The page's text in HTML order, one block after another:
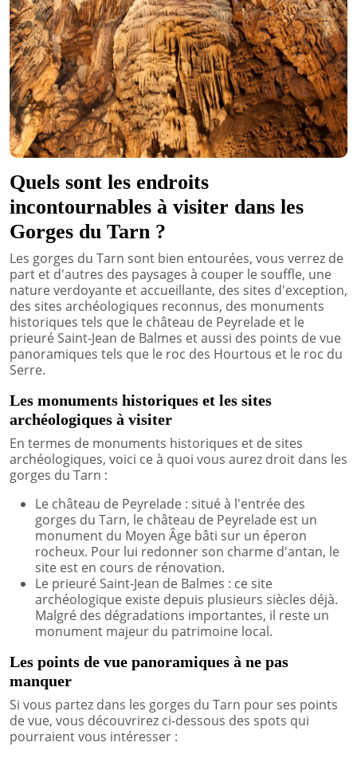
Quels sont les endroits
incontournables à visiter dans les
Gorges du Tarn ?
Les gorges du Tarn sont bien entourées, vous verrez de
part et d'autres des paysages à couper le souffle, une
nature verdoyante et accueillante, des sites d'exception,
des sites archéologiques reconnus, des monuments
historiques tels que le château de Peyrelade et le
prieuré Saint-Jean de Balmes et aussi des points de vue
panoramiques tels que le roc des Hourtous et le roc du
Serre.
Les monuments historiques et les sites
archéologiques à visiter
En termes de monuments historiques et de sites
archéologiques, voici ce à quoi vous aurez droit dans les
gorges du Tarn :
Le château de Peyrelade : situé à l'entrée des
gorges du Tarn, le château de Peyrelade est un
monument du Moyen Âge bâti sur un éperon
rocheux. Pour lui redonner son charme d'antan, le
site est en cours de rénovation.
Le prieuré Saint-Jean de Balmes : ce site
archéologique existe depuis plusieurs siècles déjà.
Malgré des dégradations importantes, il reste un
monument majeur du patrimoine local.
Les points de vue panoramiques à ne pas
manquer
Si vous partez dans les gorges du Tarn pour ses points
de vue, vous découvrirez ci-dessous des spots qui
pourraient vous intéresser :